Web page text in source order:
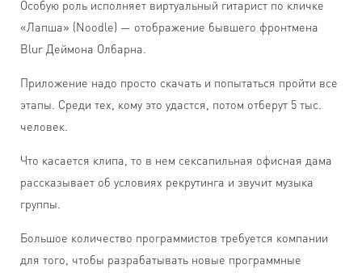
Особую роль исполняет виртуальный гитарист по кличке
«Лапша» (Noodle) — отображение бывшего фронтмена
Blur Деймона Олбарна.
Приложение надо просто скачать и попытаться пройти все
этапы. Среди тех, кому это удастся, потом отберут 5 тыс.
человек.
Что касается клипа, то в нем сексапильная офисная дама
рассказывает об условиях рекрутинга и звучит музыка
группы.
Большое количество программистов требуется компании
для того, чтобы разрабатывать новые программные